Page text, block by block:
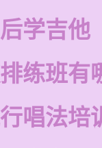
学吉他
练班有
唱法培